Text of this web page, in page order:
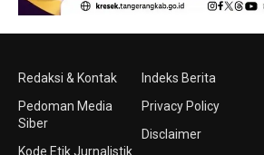
Redaksi & Kontak
Pedoman Media
Siber
Kode Etik Jurnalistik
Indeks Berita
Privacy Policy
Disclaimer